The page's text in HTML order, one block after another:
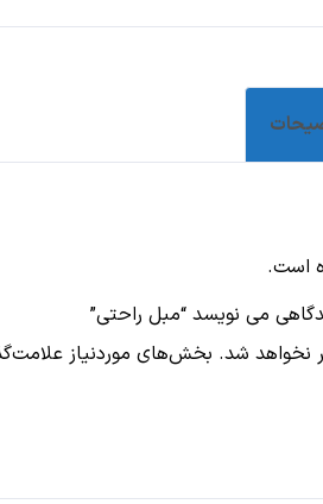
است.
می نویسد “مبل راحتی”
نخواهد شد. بخش‌های موردنیاز